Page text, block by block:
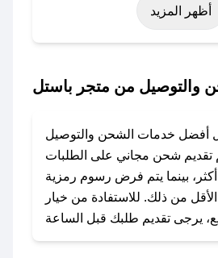
اليوم الوطني، يوم التأسيس، أو
حتى عروض خاصة أخرى.
يمكنك العثور بسهولة على
أو البريد الإلكتروني لإضافته
بسرعة.
### كيفية استخدام كود خصم متجر باستل؟
1. انسخ كود الخصم من تطبيق صحصح.
2. الصقه في خانة الدفع عند التسوق من متجر
أظهر المزيد
والتوصيل من متجر باستل
أفضل خدمات الشحن والتوصيل
تقديم شحن مجاني على الطلبات
أكثر، بينما يتم فرض رسوم رمزية
من ذلك. للاستفادة من خيار